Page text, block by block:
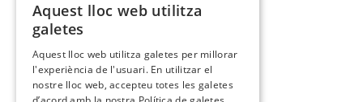
Aquest lloc web utilitza
galetes
Aquest lloc web utilitza galetes per millorar
l'experiència de l'usuari. En utilitzar el
nostre lloc web, accepteu totes les galetes